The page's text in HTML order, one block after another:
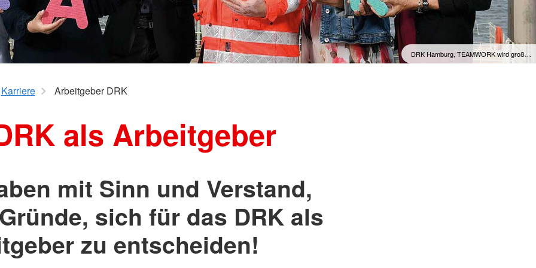
Duales
im DRK
DRK Hamburg, TEAMWORK wird groß…
Karriere Arbeitgeber DRK
als Arbeitgeber
mit Sinn und Verstand,
sich für das DRK als
zu entscheiden!